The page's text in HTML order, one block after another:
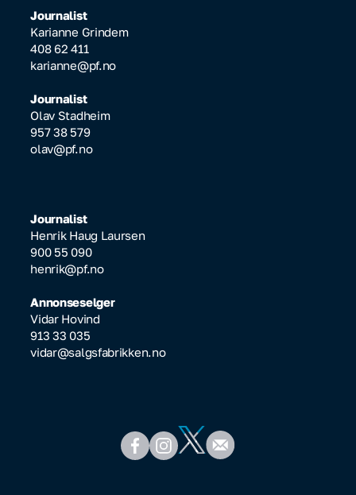
Journalist
Karianne Grindem
408 62 411
karianne@pf.no
Journalist
Olav Stadheim
957 38 579
olav@pf.no
Journalist
Henrik Haug Laursen
900 55 090
henrik@pf.no
Annonseselger
Vidar Hovind
913 33 035
vidar@salgsfabrikken.no